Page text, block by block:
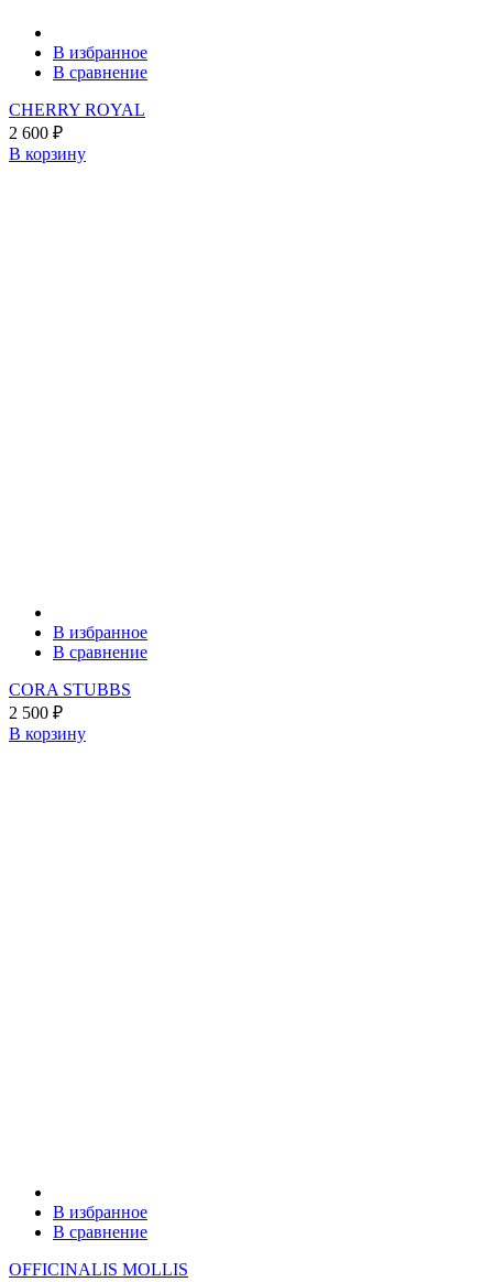
В избранное
В сравнение
CHERRY ROYAL
2 600 ₽
В корзину
В избранное
В сравнение
CORA STUBBS
2 500 ₽
В корзину
В избранное
В сравнение
OFFICINALIS MOLLIS